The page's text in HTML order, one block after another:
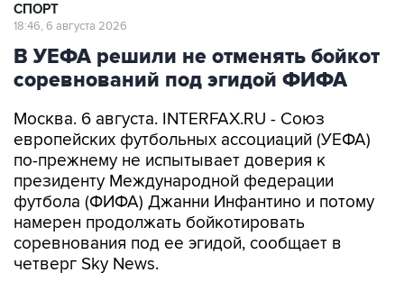
СПОРТ
18:46, 6 августа 2026
В УЕФА решили не отменять бойкот
соревнований под эгидой ФИФА
Москва. 6 августа. INTERFAX.RU - Союз
европейских футбольных ассоциаций (УЕФА)
по-прежнему не испытывает доверия к
президенту Международной федерации
футбола (ФИФА) Джанни Инфантино и потому
намерен продолжать бойкотировать
соревнования под ее эгидой, сообщает в
четверг Sky News.